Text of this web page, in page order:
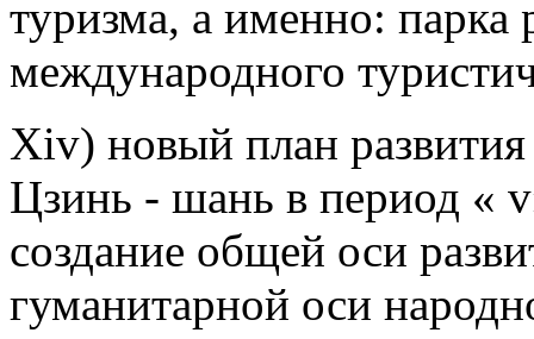
туризма, а именно: парка
международного
Xiv) новый план
Цзинь - шань в период «
создание общей оси
гуманитарной оси